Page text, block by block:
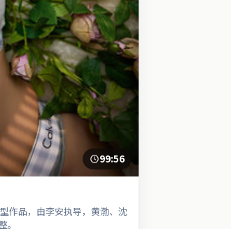
99:56
作品，由李安执导，黄渤、沈